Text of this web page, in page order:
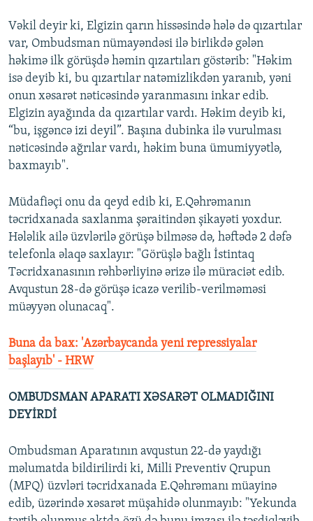
Vəkil deyir ki, Elgizin qarın hissəsində hələ də qızartılar
var, Ombudsman nümayəndəsi ilə birlikdə gələn
həkimə ilk görüşdə həmin qızartıları göstərib: "Həkim
isə deyib ki, bu qızartılar natəmizlikdən yaranıb, yəni
onun xəsarət nəticəsində yaranmasını inkar edib.
Elgizin ayağında da qızartılar vardı. Həkim deyib ki,
“bu, işgəncə izi deyil”. Başına dubinka ilə vurulması
nəticəsində ağrılar vardı, həkim buna ümumiyyətlə,
baxmayıb".
Müdafiəçi onu da qeyd edib ki, E.Qəhrəmanın
təcridxanada saxlanma şəraitindən şikayəti yoxdur.
Hələlik ailə üzvlərilə görüşə bilməsə də, həftədə 2 dəfə
telefonla əlaqə saxlayır: "Görüşlə bağlı İstintaq
Təcridxanasının rəhbərliyinə ərizə ilə müraciət edib.
Avqustun 28-də görüşə icazə verilib-verilməməsi
müəyyən olunacaq".
Buna da bax: 'Azərbaycanda yeni repressiyalar
başlayıb' - HRW
OMBUDSMAN APARATI XƏSARƏT OLMADIĞINI
DEYİRDİ
Ombudsman Aparatının avqustun 22-də yaydığı
məlumatda bildirilirdi ki, Milli Preventiv Qrupun
(MPQ) üzvləri təcridxanada E.Qəhrəmanı müayinə
edib, üzərində xəsarət müşahidə olunmayıb: "Yekunda